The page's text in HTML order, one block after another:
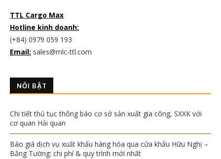
TTL Cargo Max
Hotline kinh doanh:
(+84) 0979 059 193
Email: sales@mlc-ttl.com
NỔI BẬT
Chi tiết thủ tục thông báo cơ sở sản xuất gia công, SXXK với
cơ quan Hải quan
Báo giá dịch vụ xuất khẩu hàng hóa qua cửa khẩu Hữu Nghị –
Bằng Tường: chi phí & quy trình mới nhất